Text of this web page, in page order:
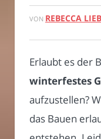
VON REBECCA
Erlaubt es der
winterfestes
aufzustellen?
das Bauen